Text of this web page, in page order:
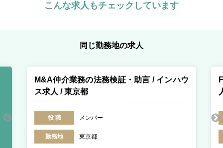
こんな求人もチェックしています
同じ勤務地の求人
M&A仲介業務の法務検証・助言 / インハウ
ス求人 / 東京都
役 職 メンバー
勤務地 東京都